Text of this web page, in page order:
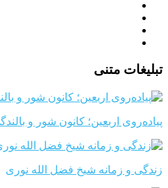
تبلیغات متنی
پیاده‌روی اربعین؛ کانون شور و
زندگی و زمانه شیخ فضل الله نوری